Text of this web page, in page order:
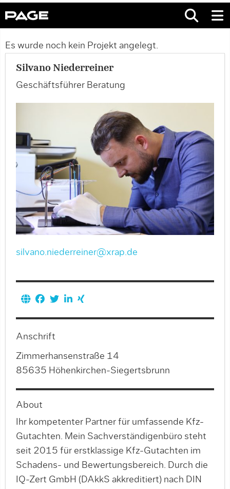
Es wurde noch kein Projekt angelegt.
Silvano Niederreiner
Geschäftsführer Beratung
silvano.niederreiner@xrap.de
Anschrift
Zimmerhansenstraße 14
85635 Höhenkirchen-Siegertsbrunn
About
Ihr kompetenter Partner für umfassende Kfz-
Gutachten. Mein Sachverständigenbüro steht
seit 2015 für erstklassige Kfz-Gutachten im
Schadens- und Bewertungsbereich. Durch die
IQ-Zert GmbH (DAkkS akkreditiert) nach DIN